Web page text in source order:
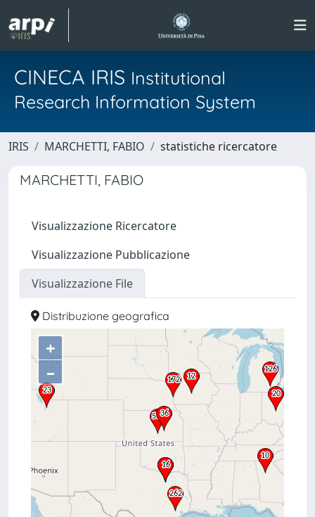
CINECA IRIS Institutional
Research Information System
IRIS MARCHETTI, FABIO statistiche ricercatore
MARCHETTI, FABIO
Visualizzazione Ricercatore
Visualizzazione Pubblicazione
Visualizzazione File
Distribuzione geografica
+
–